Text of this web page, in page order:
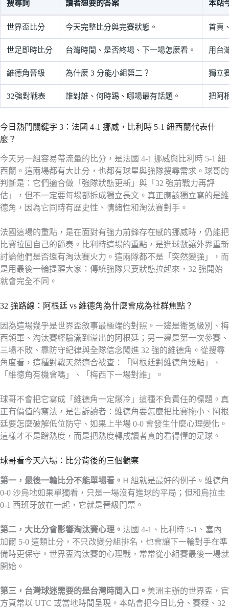
搜尋詞 讀者想要的答案 本站
世界盃比分 今天完整比分與完賽狀態。 首頁
世足即時比分 台灣時間、是否終場、下一場怎麼看。 用台
維德角晉級 為什麼 3 分能小組第二？ 獨立
32強對戰表 誰對誰、何時踢、哪場最有話題。 把阿
今日熱門關鍵字 3：法國 4-1 挪威，比利時 5-1 紐西蘭代表什
麼？
今天另一組容易帶流量的比分，是法國 4-1 挪威與比利時 5-1 紐
西蘭。這兩場都有大比分，也都有球星與強隊搜尋需求。球哥的
判斷是：它們適合做「強隊狀態更新」與「32 強前戰力再評
估」，但不一定要每場都拆成獨立長文。真正應該獨立寫的是維
德角，因為它同時有歷史性、情緒性和淘汰賽對手。
法國這場的重點，是在面對有強力前鋒存在感的挪威時，仍能把
比賽拉回自己的節奏。比利時這場的重點，是進球數讓外界重新
討論他們是否還有淘汰賽火力。這兩隊都不是「突然變強」，而
是用最後一輪提醒大家：傳統強隊只要狀態拉起來，32 強開始
就會完全不同。
32 強路線：阿根廷 vs 維德角為什麼會成為社群焦點？
因為這場幾乎是世界盃敘事最極端的對照。一邊是衛冕級別、梅
西領軍、淘汰賽經驗滿到溢出的阿根廷；另一邊是第一次參賽、
三場不敗、靠防守紀律與全隊信念闖進 32 強的維德角。從搜尋
角度看，這種對戰天然適合被查：「阿根廷對維德角幾點」、
「維德角有機會嗎」、「梅西下一場對誰」。
球哥不會把它寫成「維德角一定爆冷」這種不負責任的標題。真
正有價值的寫法，是告訴讀者：維德角要怎麼把比賽拖小、阿根
廷要怎麼破解低位防守、如果上半場 0-0 會發生什麼心理變化。
這樣才不是蹭熱度，而是把熱度轉成讀者真的看得懂的足球。
球哥看今天六場：比分背後的三個觀察
第一，最後一輪比分不能單場看。 H 組就是最好的例子。維德角
0-0 沙烏地如果單獨看，只是一場沒有進球的平局；但和烏拉圭
0-1 西班牙放在一起，它就是晉級門票。
第二，大比分會影響淘汰賽心理。 法國 4-1、比利時 5-1、塞內
加爾 5-0 這類比分，不只改變分組排名，也會讓下一輪對手在準
備時更保守。世界盃淘汰賽的心理戰，常常從小組賽最後一場就
開始。
第三，台灣球迷需要的是台灣時間入口。 美洲主辦的世界盃，官
方頁常以 UTC 或當地時間呈現。本站會把今日比分、賽程、32